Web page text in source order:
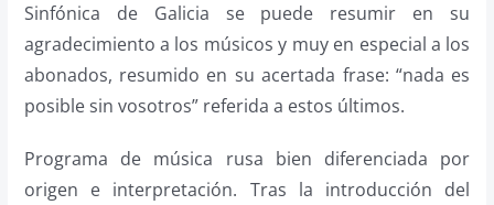
Sinfónica de Galicia se puede resumir en su
agradecimiento a los músicos y muy en especial a los
abonados, resumido en su acertada frase: “nada es
posible sin vosotros” referida a estos últimos.
Programa de música rusa bien diferenciada por
origen e interpretación. Tras la introducción del